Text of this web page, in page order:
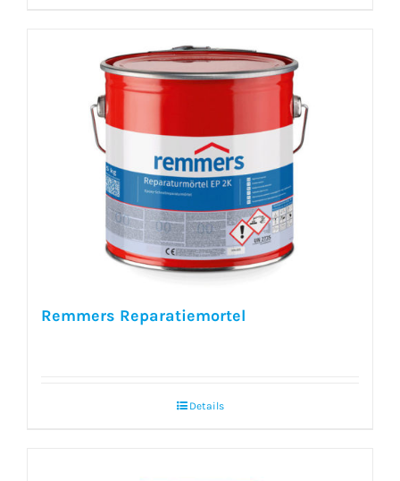
Remmers Reparatiemortel
Details